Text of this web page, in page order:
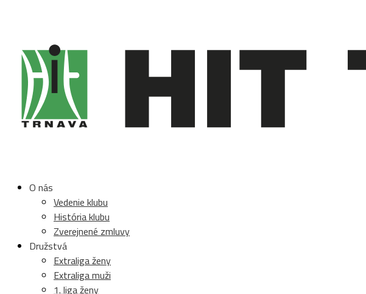
O nás
Vedenie klubu
História klubu
Zverejnené zmluvy
Družstvá
Extraliga ženy
Extraliga muži
1. liga ženy